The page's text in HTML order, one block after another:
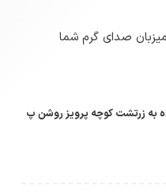
تا ساعت 6 عصر میزبان صدای گرم شما
به زرتشت کوچه پرویز روشن پ